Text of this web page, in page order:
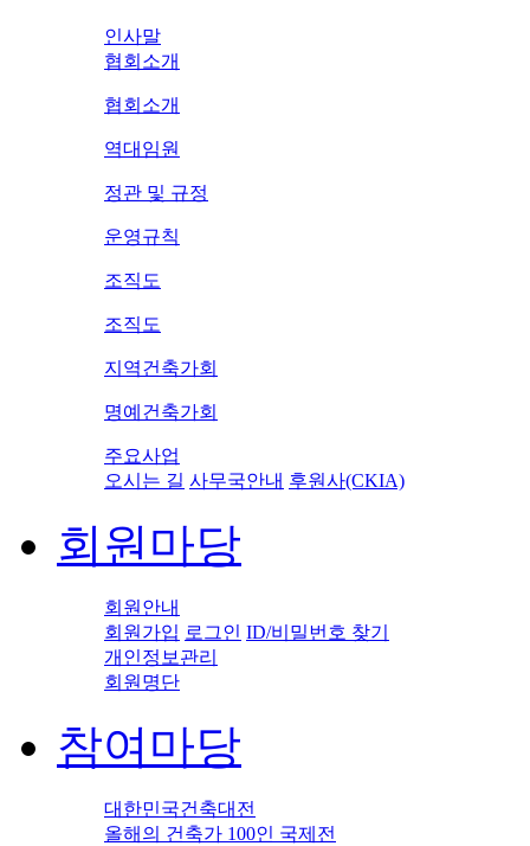
인사말
협회소개
협회소개
역대임원
정관 및 규정
운영규칙
조직도
조직도
지역건축가회
명예건축가회
주요사업
오시는 길 사무국안내 후원사(CKIA)
회원마당
회원안내
회원가입 로그인 ID/비밀번호 찾기
개인정보관리
회원명단
참여마당
대한민국건축대전
올해의 건축가 100인 국제전